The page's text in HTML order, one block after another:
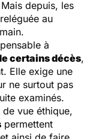
depuis, les
au
à
certains décès,
Elle exige une
ne surtout pas
examinés.
vue éthique,
permettent